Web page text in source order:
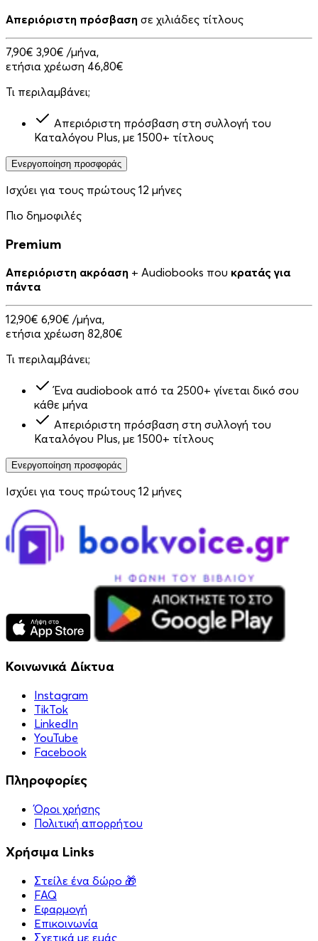
Απεριόριστη πρόσβαση σε χιλιάδες τίτλους
7,90€ 3,90€ /μήνα,
ετήσια χρέωση 46,80€
Τι περιλαμβάνει;
Απεριόριστη πρόσβαση στη συλλογή του
Καταλόγου Plus, με 1500+ τίτλους
Ενεργοποίηση προσφοράς
Ισχύει για τους πρώτους 12 μήνες
Πιο δημοφιλές
Premium
Απεριόριστη ακρόαση + Audiobooks που κρατάς για
πάντα
12,90€ 6,90€ /μήνα,
ετήσια χρέωση 82,80€
Τι περιλαμβάνει;
Ένα audiobook από τα 2500+ γίνεται δικό σου
κάθε μήνα
Απεριόριστη πρόσβαση στη συλλογή του
Καταλόγου Plus, με 1500+ τίτλους
Ενεργοποίηση προσφοράς
Ισχύει για τους πρώτους 12 μήνες
Κοινωνικά Δίκτυα
Instagram
TikTok
LinkedIn
YouTube
Facebook
Πληροφορίες
Όροι χρήσης
Πολιτική απορρήτου
Χρήσιμα Links
Στείλε ένα δώρο 🎁
FAQ
Εφαρμογή
Επικοινωνία
Σχετικά με εμάς